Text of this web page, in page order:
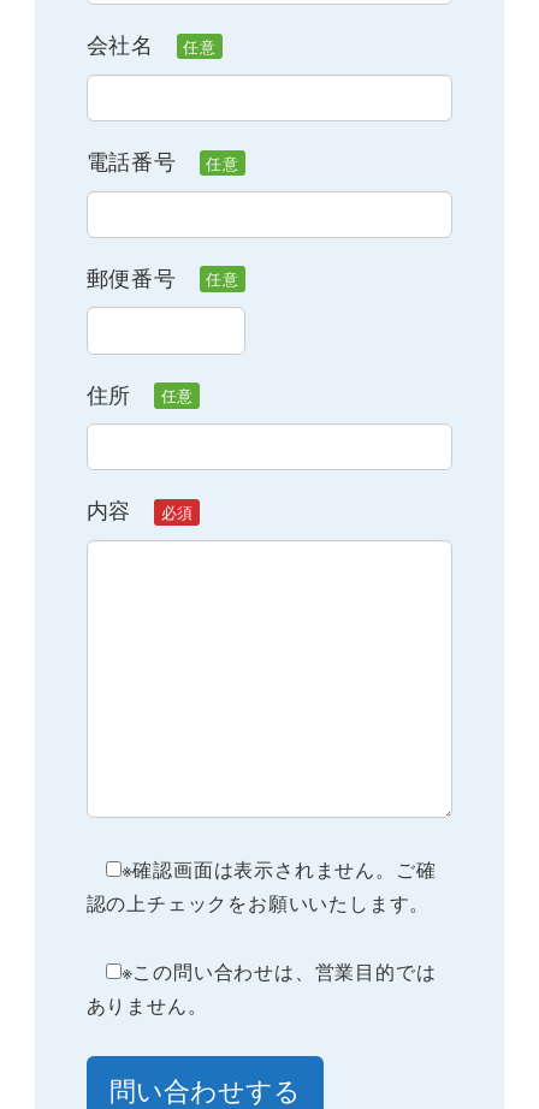
会社名
電話番号
郵便番号
住所
内容
※確認画面は表示されません。ご確
認の上チェックをお願いいたします。
※この問い合わせは、営業目的では
ありません。